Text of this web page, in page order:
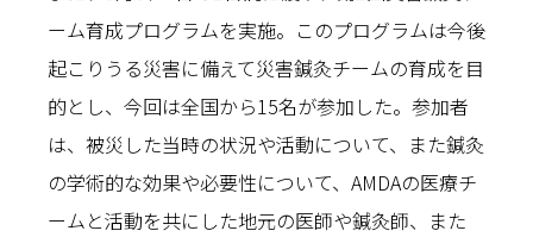
ーム育成プログラムを実施。このプログラムは今後
起こりうる災害に備えて災害鍼灸チームの育成を目
的とし、今回は全国から15名が参加した。参加者
は、被災した当時の状況や活動について、また鍼灸
の学術的な効果や必要性について、AMDAの医療チ
ームと活動を共にした地元の医師や鍼灸師、また